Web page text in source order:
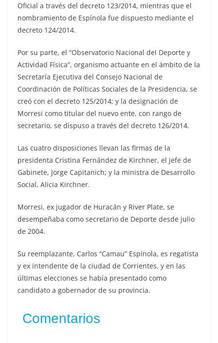
Oficial a través del decreto 123/2014, mientras que el
nombramiento de Espínola fue dispuesto mediante el
decreto 124/2014.
Por su parte, el “Observatorio Nacional del Deporte y
Actividad Física”, organismo actuante en el ámbito de la
Secretaría Ejecutiva del Consejo Nacional de
Coordinación de Políticas Sociales de la Presidencia, se
creó con el decreto 125/2014; y la designación de
Morresi como titular del nuevo ente, con rango de
secretario, se dispuso a través del decreto 126/2014.
Las cuatro disposiciones llevan las firmas de la
presidenta Cristina Fernández de Kirchner, el jefe de
Gabinete, Jorge Capitanich; y la ministra de Desarrollo
Social, Alicia Kirchner.
Morresi, ex jugador de Huracán y River Plate, se
desempeñaba como secretario de Deporte desde julio
de 2004.
Su reemplazante, Carlos “Camau” Espínola, es regatista
y ex intendente de la ciudad de Corrientes, y en las
últimas elecciones se había presentado como
candidato a gobernador de su provincia.
Comentarios